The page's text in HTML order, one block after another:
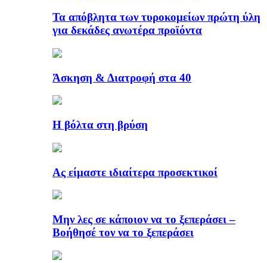
Τα απόβλητα των τυροκομείων πρώτη ύλη
για δεκάδες ανωτέρα προϊόντα
Άσκηση & Διατροφή στα 40
Η βόλτα στη βρύση
Ας είμαστε ιδιαίτερα προσεκτικοί
Μην λες σε κάποιον να το ξεπεράσει –
Βοήθησέ τον να το ξεπεράσει